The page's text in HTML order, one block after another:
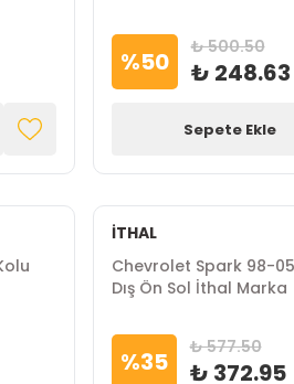
%50 ₺ 500.50
₺ 248.63
Sepete Ekle
İTHAL
Chevrolet Spark 98-
Dış Ön Sol İthal Marka
%35 ₺ 577.50
₺ 372.95